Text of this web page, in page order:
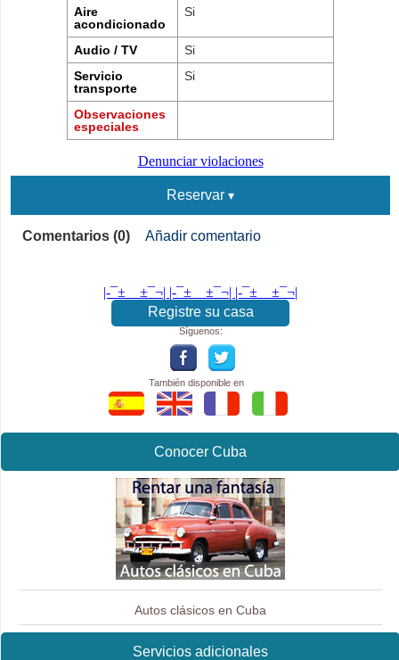
Aire
acondicionado
Si
Audio / TV
Si
Servicio
transporte
Si
Observaciones
especiales
Denunciar violaciones
Reservar
Comentarios (0) Añadir comentario
|-¯±­__­±¯¬| |-¯±­__­±¯¬| |-¯±­__­±¯¬|
Registre su casa
Síguenos:
También disponible en
Conocer Cuba
Autos clásicos en Cuba
Servicios adicionales